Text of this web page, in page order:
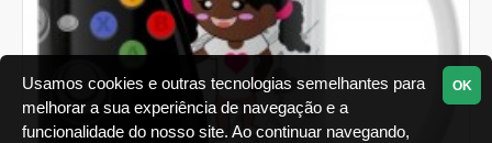
OK
Usamos cookies e outras tecnologias semelhantes para
melhorar a sua experiência de navegação e a
funcionalidade do nosso site. Ao continuar navegando,